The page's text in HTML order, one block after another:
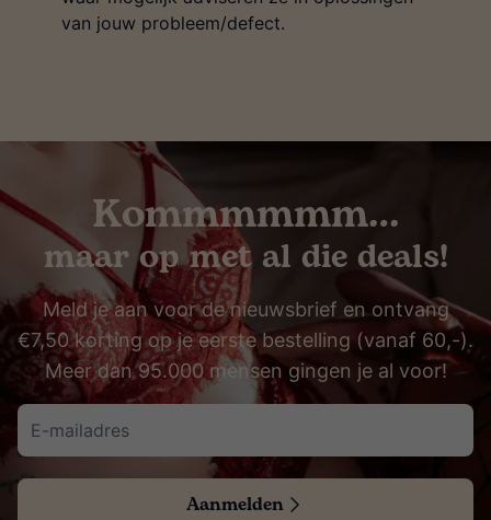
van jouw probleem/defect.
Kommmmmm…
maar op met al die deals!
Meld je aan voor de nieuwsbrief en ontvang
€7,50 korting op je eerste bestelling (vanaf 60,-).
Meer dan 95.000 mensen gingen je al voor!
Aanmelden